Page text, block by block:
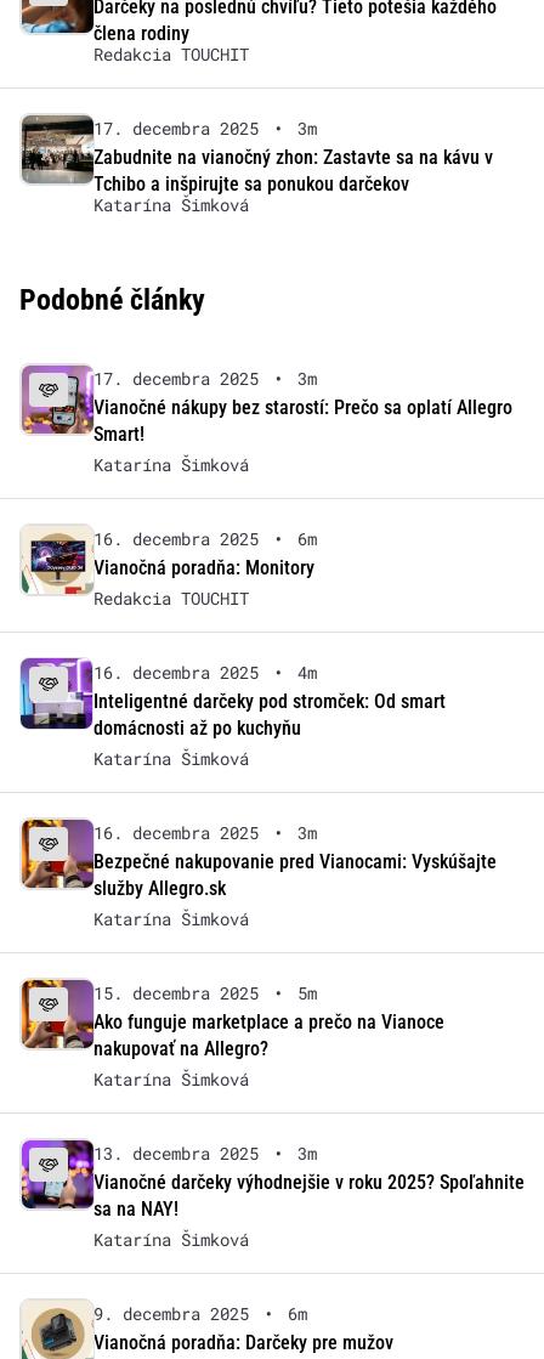
Darčeky na poslednú chvíľu? Tieto potešia každého
člena rodiny
Redakcia TOUCHIT
17. decembra 2025 •
3m
Zabudnite na vianočný zhon: Zastavte sa na kávu v
Tchibo a inšpirujte sa ponukou darčekov
Katarína Šimková
Podobné články
17. decembra 2025 •
3m
Vianočné nákupy bez starostí: Prečo sa oplatí Allegro
Smart!
Katarína Šimková
16. decembra 2025 •
6m
Vianočná poradňa: Monitory
Redakcia TOUCHIT
16. decembra 2025 •
4m
Inteligentné darčeky pod stromček: Od smart
domácnosti až po kuchyňu
Katarína Šimková
16. decembra 2025 •
3m
Bezpečné nakupovanie pred Vianocami: Vyskúšajte
služby Allegro.sk
Katarína Šimková
15. decembra 2025 •
5m
Ako funguje marketplace a prečo na Vianoce
nakupovať na Allegro?
Katarína Šimková
13. decembra 2025 •
3m
Vianočné darčeky výhodnejšie v roku 2025? Spoľahnite
sa na NAY!
Katarína Šimková
9. decembra 2025 •
6m
Vianočná poradňa: Darčeky pre mužov